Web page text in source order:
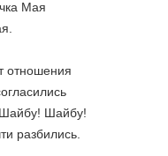
Мая
отношения
Шайбу!
разбились.